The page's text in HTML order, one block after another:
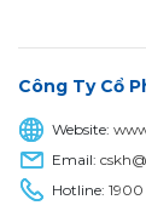
Công Ty Cổ
Website:
Email:
Hotline:1900